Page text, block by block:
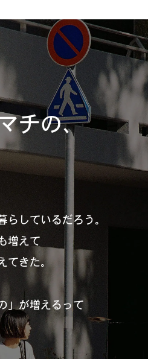
載一覧
の行きつけにつ
ら、まずはココ
利酒場
チの、
らしているだろう。
増えて
てきた。
」が増えるって